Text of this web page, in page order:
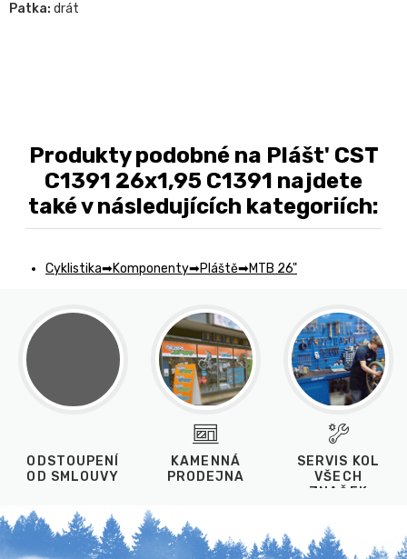
Patka: drát
Produkty podobné na Plášt' CST
C1391 26x1,95 C1391 najdete
také v následujících kategoriích:
Cyklistika Komponenty Pláště MTB 26"
ODSTOUPENÍ
OD SMLOUVY
KAMENNÁ
PRODEJNA
SERVIS KOL
VŠECH
ZNAČEK